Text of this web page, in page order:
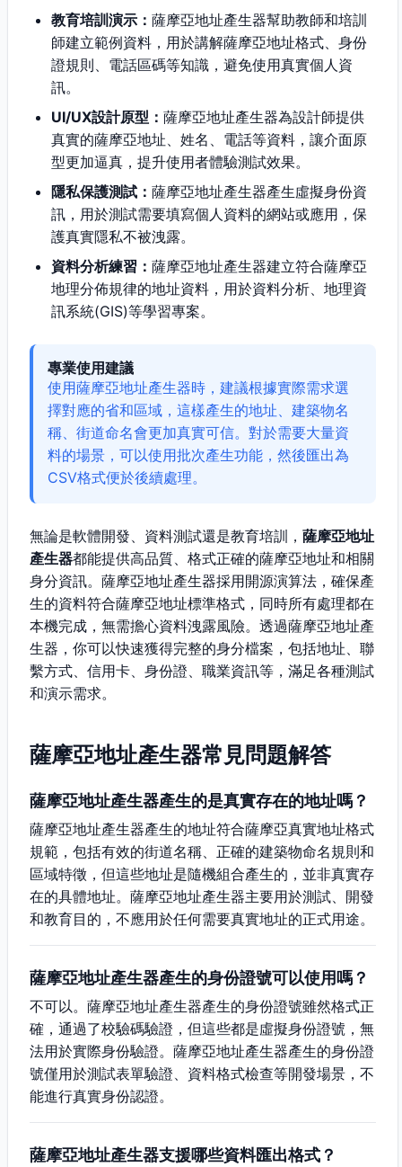
教育培訓演示： 薩摩亞地址產生器幫助教師和培訓
師建立範例資料，用於講解薩摩亞地址格式、身份
證規則、電話區碼等知識，避免使用真實個人資
訊。
UI/UX設計原型： 薩摩亞地址產生器為設計師提供
真實的薩摩亞地址、姓名、電話等資料，讓介面原
型更加逼真，提升使用者體驗測試效果。
隱私保護測試： 薩摩亞地址產生器產生虛擬身份資
訊，用於測試需要填寫個人資料的網站或應用，保
護真實隱私不被洩露。
資料分析練習： 薩摩亞地址產生器建立符合薩摩亞
地理分佈規律的地址資料，用於資料分析、地理資
訊系統(GIS)等學習專案。
專業使用建議
使用薩摩亞地址產生器時，建議根據實際需求選
擇對應的省和區域，這樣產生的地址、建築物名
稱、街道命名會更加真實可信。對於需要大量資
料的場景，可以使用批次產生功能，然後匯出為
CSV格式便於後續處理。
無論是軟體開發、資料測試還是教育培訓， 薩摩亞地址
產生器都能提供高品質、格式正確的薩摩亞地址和相關
身分資訊。薩摩亞地址產生器採用開源演算法，確保產
生的資料符合薩摩亞地址標準格式，同時所有處理都在
本機完成，無需擔心資料洩露風險。透過薩摩亞地址產
生器，你可以快速獲得完整的身分檔案，包括地址、聯
繫方式、信用卡、身份證、職業資訊等，滿足各種測試
和演示需求。
薩摩亞地址產生器常見問題解答
薩摩亞地址產生器產生的是真實存在的地址嗎？
薩摩亞地址產生器產生的地址符合薩摩亞真實地址格式
規範，包括有效的街道名稱、正確的建築物命名規則和
區域特徵，但這些地址是隨機組合產生的，並非真實存
在的具體地址。薩摩亞地址產生器主要用於測試、開發
和教育目的，不應用於任何需要真實地址的正式用途。
薩摩亞地址產生器產生的身份證號可以使用嗎？
不可以。薩摩亞地址產生器產生的身份證號雖然格式正
確，通過了校驗碼驗證，但這些都是虛擬身份證號，無
法用於實際身份驗證。薩摩亞地址產生器產生的身份證
號僅用於測試表單驗證、資料格式檢查等開發場景，不
能進行真實身份認證。
薩摩亞地址產生器支援哪些資料匯出格式？